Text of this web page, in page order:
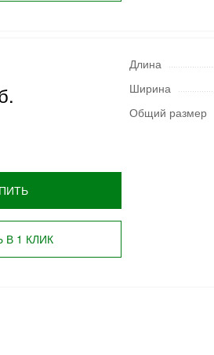
В 1 КЛИК
Длина
Ширина
Общий размер